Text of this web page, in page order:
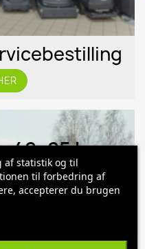
42x25 kg
af statistik og til
til forbedring af
accepterer du brugen